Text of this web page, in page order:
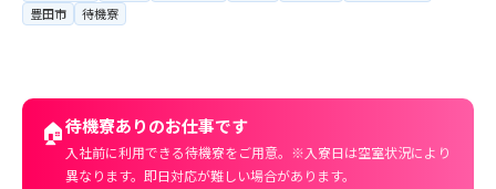
豊田市
待機寮
🏠待機寮ありのお仕事です
入社前に利用できる待機寮をご用意。※入寮日は空室状況により
異なります。即日対応が難しい場合があります。